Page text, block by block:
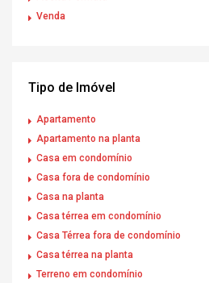
Venda
Tipo de Imóvel
Apartamento
Apartamento na planta
Casa em condomínio
Casa fora de condomínio
Casa na planta
Casa térrea em condomínio
Casa Térrea fora de condomínio
Casa térrea na planta
Terreno em condomínio